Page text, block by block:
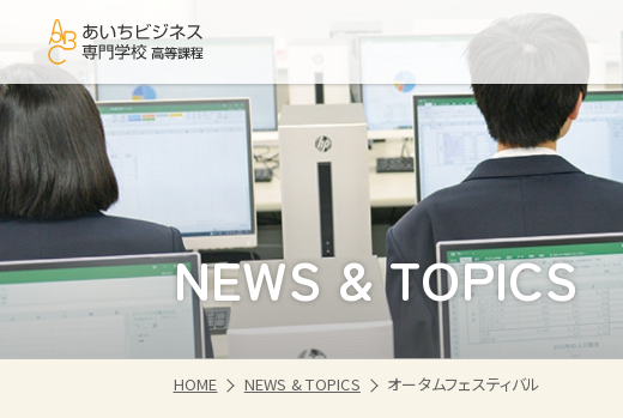
NEWS & TOPICS
HOME NEWS & TOPICS オータムフェスティバル